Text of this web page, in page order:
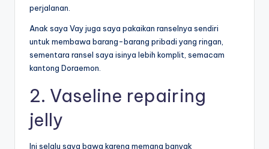
perjalanan.
Anak saya Vay juga saya pakaikan ranselnya sendiri
untuk membawa barang-barang pribadi yang ringan,
sementara ransel saya isinya lebih komplit, semacam
kantong Doraemon.
2. Vaseline repairing
jelly
Ini selalu saya bawa karena memang banyak